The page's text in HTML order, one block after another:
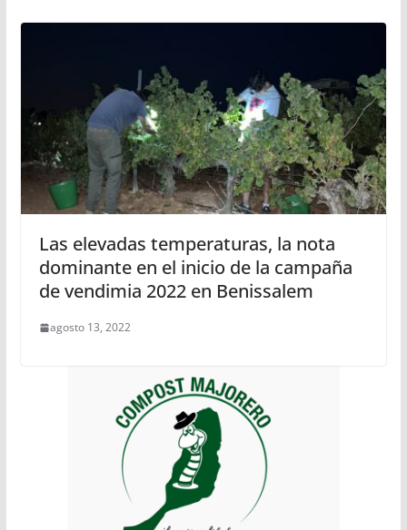
Las elevadas temperaturas, la nota
dominante en el inicio de la campaña
de vendimia 2022 en Benissalem
agosto 13, 2022